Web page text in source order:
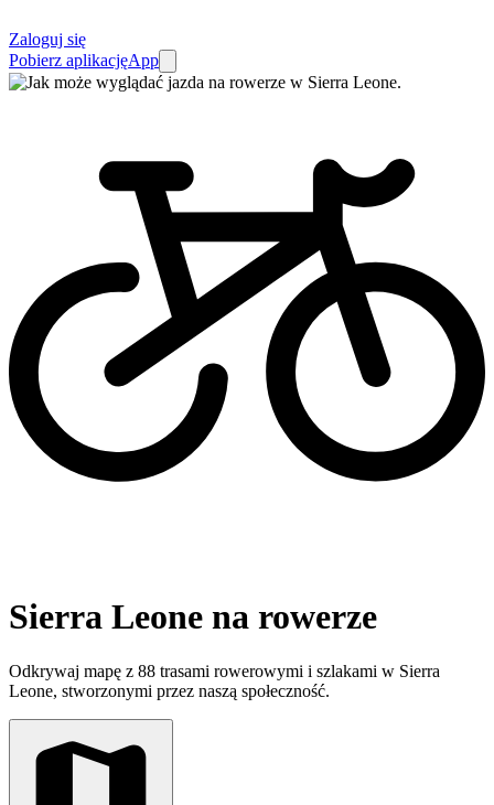
Zaloguj się
Pobierz aplikacjęApp
Sierra Leone na rowerze
Odkrywaj mapę z 88 trasami rowerowymi i szlakami w Sierra
Leone, stworzonymi przez naszą społeczność.